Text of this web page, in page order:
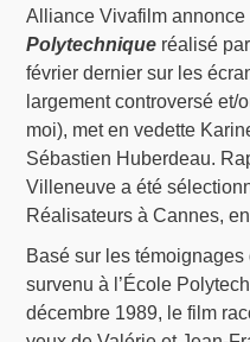
Alliance Vivafilm annonce
Polytechnique réalisé
février dernier sur les
largement controversé
moi), met en vedette
Sébastien Huberdeau.
Villeneuve a été
Réalisateurs à Cannes,
Basé sur les
survenu à l’École
décembre 1989, le film